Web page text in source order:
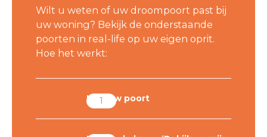
Wilt u weten of uw droompoort past bij
uw woning? Bekijk de onderstaande
poorten in real-life op uw eigen oprit.
Hoe het werkt:
Kies uw poort